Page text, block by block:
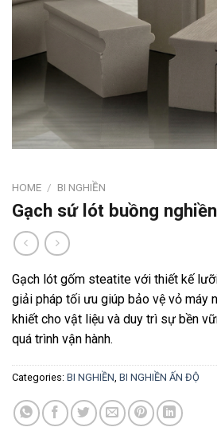
HOME / BI NGHIỀN
Gạch sứ lót buồng nghiền
Gạch lót gốm steatite với thiết kế
giải pháp tối ưu giúp bảo vệ vỏ máy
khiết cho vật liệu và duy trì sự bền
quá trình vận hành.
Categories: BI NGHIỀN, BI NGHIỀN ẤN ĐỘ